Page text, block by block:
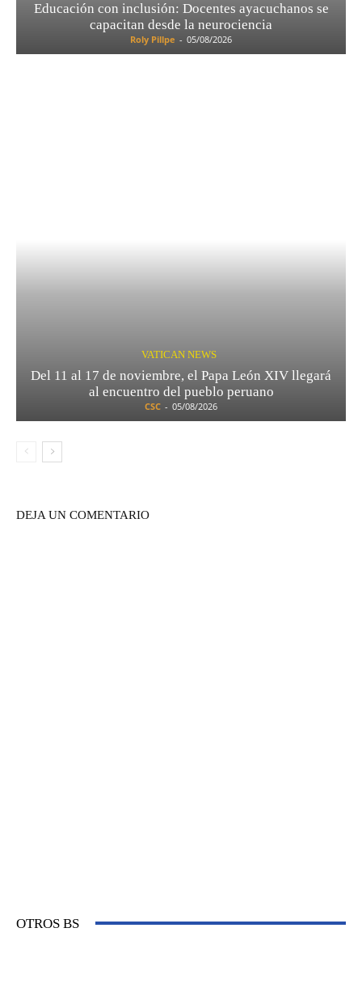
Educación con inclusión: Docentes ayacuchanos se
capacitan desde la neurociencia
Roly Pillpe - 05/08/2026
VATICAN NEWS
Del 11 al 17 de noviembre, el Papa León XIV llegará
al encuentro del pueblo peruano
CSC - 05/08/2026
DEJA UN COMENTARIO
OTROS BS